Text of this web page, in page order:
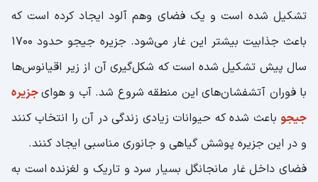
تشکیل شده است و یک فضای وهم آلود ایجاد کرده است که
باعث جذابیت بیشتر این غار می‌شود. جزیره جیجو حدود 1700
سال پیش تشکیل شده است که شکل‌گیری آن از زیر اقیانوس‌ها
با فوران آتشفشان‌های این منطقه شروع شد. آب و هوایجزیره
جیجو باعث شده که حیوانات زیادی زندگی در آن را انتخاب کنند
و در این جزیره پوشش گیاهی و جانوری مناسبی ایجاد کنند.
فضای داخل غار مانجانگل بسیار سرد و تاریک و لغزنده است به